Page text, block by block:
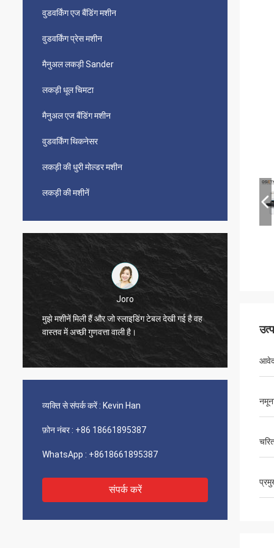
वुडवर्किंग एज बैंडिंग मशीन
वुडवर्किंग प्रेस मशीन
मैनुअल लकड़ी Sander
लकड़ी धूल चिमटा
मैनुअल एज बैंडिंग मशीन
वुडवर्किंग थिकनेसर
लकड़ी की धुरी मोल्डर मशीन
लकड़ी की मशीनें
Joro
मुझे मशीनें मिली हैं और जो स्लाइडिंग टेबल देखी गई है वह
वास्तव में अच्छी गुणवत्ता वाली है।
वास्तव
व्यक्ति से संपर्क करें : Kevin Han
फ़ोन नंबर : +86 18661895387
WhatsApp : +8618661895387
संपर्क करें